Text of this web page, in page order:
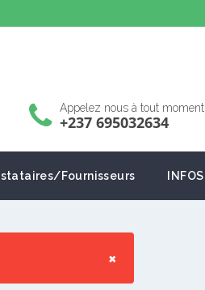
Appelez nous à tout moment
+237 695032634
Fournisseurs INFOS
×